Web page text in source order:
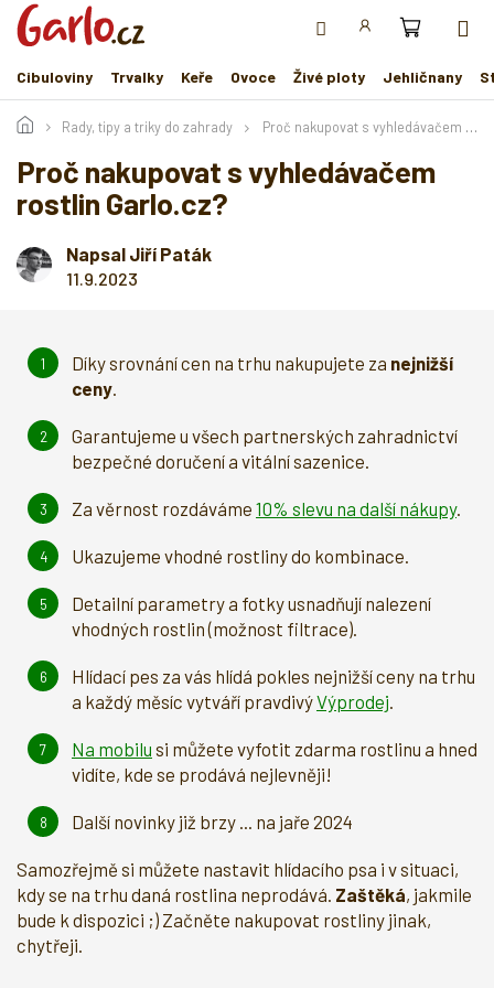
Přejít
obsah
Cibuloviny
Trvalky Keře Ovoce Živé ploty Jehličnany
Rady, tipy a triky do zahrady Proč nakupovat s vyhledávačem rostlin Garlo.cz?
Proč nakupovat s vyhledávačem
rostlin Garlo.cz?
Napsal Jiří Paták
11.9.2023
Díky srovnání cen na trhu nakupujete za nejnižší
ceny.
Garantujeme u všech partnerských zahradnictví
bezpečné doručení a vitální sazenice.
Za věrnost rozdáváme 10% slevu na další nákupy.
Ukazujeme vhodné rostliny do kombinace.
Detailní parametry a fotky usnadňují nalezení
vhodných rostlin (možnost filtrace).
Hlídací pes za vás hlídá pokles nejnižší ceny na trhu
a každý měsíc vytváří pravdivýVýprodej.
Na mobilu si můžete vyfotit zdarma rostlinu a hned
vidíte, kde se prodává nejlevněji!
Další novinky již brzy ... na jaře 2024
Samozřejmě si můžete nastavit hlídacího psa i v situaci,
kdy se na trhu daná rostlina neprodává. Zaštěká, jakmile
bude k dispozici ;) Začněte nakupovat rostliny jinak,
chytřeji.